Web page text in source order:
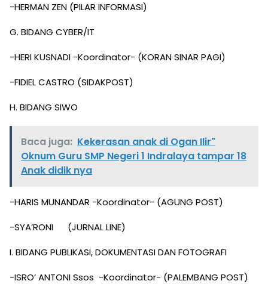
-HERMAN ZEN (PILAR INFORMASI)
G. BIDANG CYBER/IT
-HERI KUSNADI -Koordinator- (KORAN SINAR PAGI)
-FIDIEL CASTRO (SIDAKPOST)
H. BIDANG SIWO
Baca juga: Kekerasan anak di Ogan Ilir"
Oknum Guru SMP Negeri 1 Indralaya tampar 18
Anak didik nya
-HARIS MUNANDAR -Koordinator- (AGUNG POST)
-SYA’RONI (JURNAL LINE)
I. BIDANG PUBLIKASI, DOKUMENTASI DAN FOTOGRAFI
-ISRO’ ANTONI Ssos -Koordinator- (PALEMBANG POST)